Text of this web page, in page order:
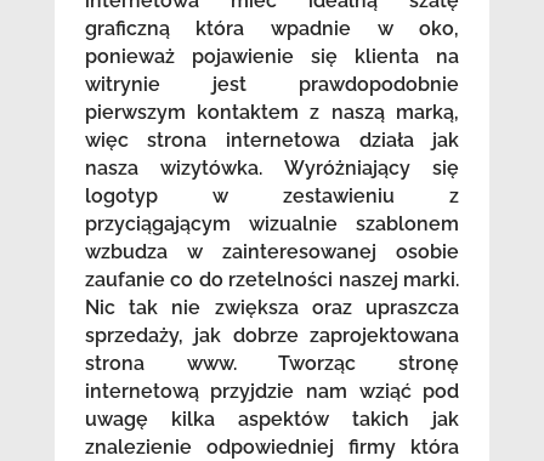
graficzną która wpadnie w oko,
ponieważ pojawienie się klienta na
witrynie jest prawdopodobnie
pierwszym kontaktem z naszą marką,
więc strona internetowa działa jak
nasza wizytówka. Wyróżniający się
logotyp w zestawieniu z
przyciągającym wizualnie szablonem
wzbudza w zainteresowanej osobie
zaufanie co do rzetelności naszej marki.
Nic tak nie zwiększa oraz upraszcza
sprzedaży, jak dobrze zaprojektowana
strona www. Tworząc stronę
internetową przyjdzie nam wziąć pod
uwagę kilka aspektów takich jak
znalezienie odpowiedniej firmy która